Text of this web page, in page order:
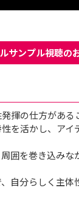
サンプル視聴の
揮の仕方がある
を活かし、アイ
囲を巻き込みな
自分らしく主体